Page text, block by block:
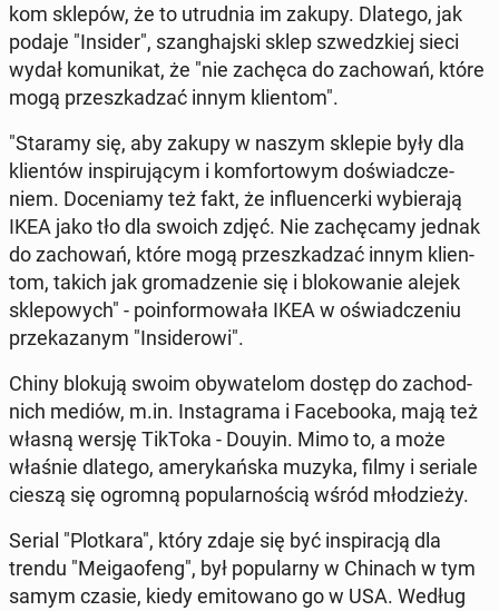
kom sklepów, że to utrud­nia im zakupy. Dlatego, jak
podaje "Insider", szan­ghaj­ski sklep szwedz­kiej sieci
wydał ko­mu­ni­kat, że "nie zachęca do za­cho­wań, które
mogą prze­szka­dzać innym klien­tom".
"Staramy się, aby zakupy w naszym sklepie były dla
klien­tów in­spi­ru­ją­cym i kom­for­to­wym do­świad­cze­
niem. Do­ce­nia­my też fakt, że in­flu­en­cer­ki wy­bie­ra­ją
IKEA jako tło dla swoich zdjęć. Nie za­chę­ca­my jednak
do za­cho­wań, które mogą prze­szka­dzać innym klien­
tom, takich jak gro­ma­dze­nie się i blo­ko­wa­nie alejek
skle­po­wych" - po­in­for­mo­wa­ła IKEA w oświad­cze­niu
prze­ka­za­nym "In­si­de­ro­wi".
Chiny blokują swoim oby­wa­te­lom dostęp do za­chod­
nich mediów, m.in. In­sta­gra­ma i Fa­ce­bo­oka, mają też
własną wersję TikToka - Douyin. Mimo to, a może
właśnie dlatego, ame­ry­kań­ska muzyka, filmy i seriale
cieszą się ogromną po­pu­lar­no­ścią wśród mło­dzie­ży.
Serial "Plot­ka­ra", który zdaje się być in­spi­ra­cją dla
trendu "Me­iga­ofeng", był po­pu­lar­ny w Chinach w tym
samym czasie, kiedy emi­to­wa­no go w USA. Według